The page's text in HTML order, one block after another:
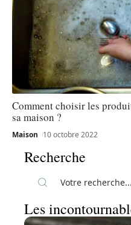
Comment choisir les
sa maison ?
Maison 10 octobre 2022
Recherche
Les